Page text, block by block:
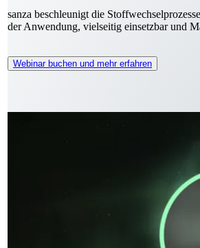
sanza beschleunigt die
der Anwendung, viel­seitig einsetz­bar und
Webinar buchen und mehr erfahren